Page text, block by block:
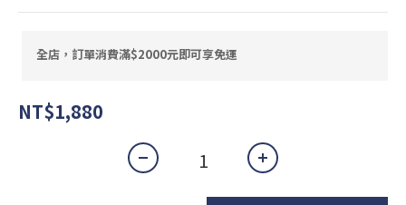
全店，訂單消費滿$2000元即可享免運
NT$1,880